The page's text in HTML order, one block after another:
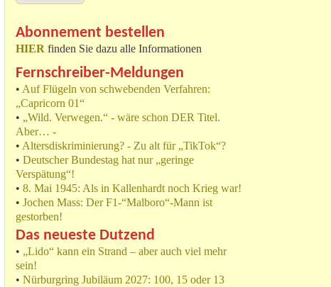
Abonnement bestellen
HIER finden Sie dazu alle Informationen
Fernschreiber-Meldungen
• Auf Flügeln von schwebenden Verfahren:
„Capricorn 01“
• „Wild. Verwegen.“ - wäre schon DER Titel.
Aber… -
• Altersdiskriminierung? - Zu alt für „TikTok“?
• Deutscher Bundestag hat nur „geringe
Verspätung“!
• 8. Mai 1945: Als in Kallenhardt noch Krieg war!
• Jochen Mass: Der F1-“Malboro“-Mann ist
gestorben!
Das neueste Dutzend
• „Lido“ kann ein Strand – aber auch viel mehr
sein!
• Nürburgring Jubiläum 2027: 100, 15 oder 13